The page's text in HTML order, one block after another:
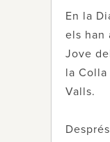
En la
els han
Jove
la
Valls.